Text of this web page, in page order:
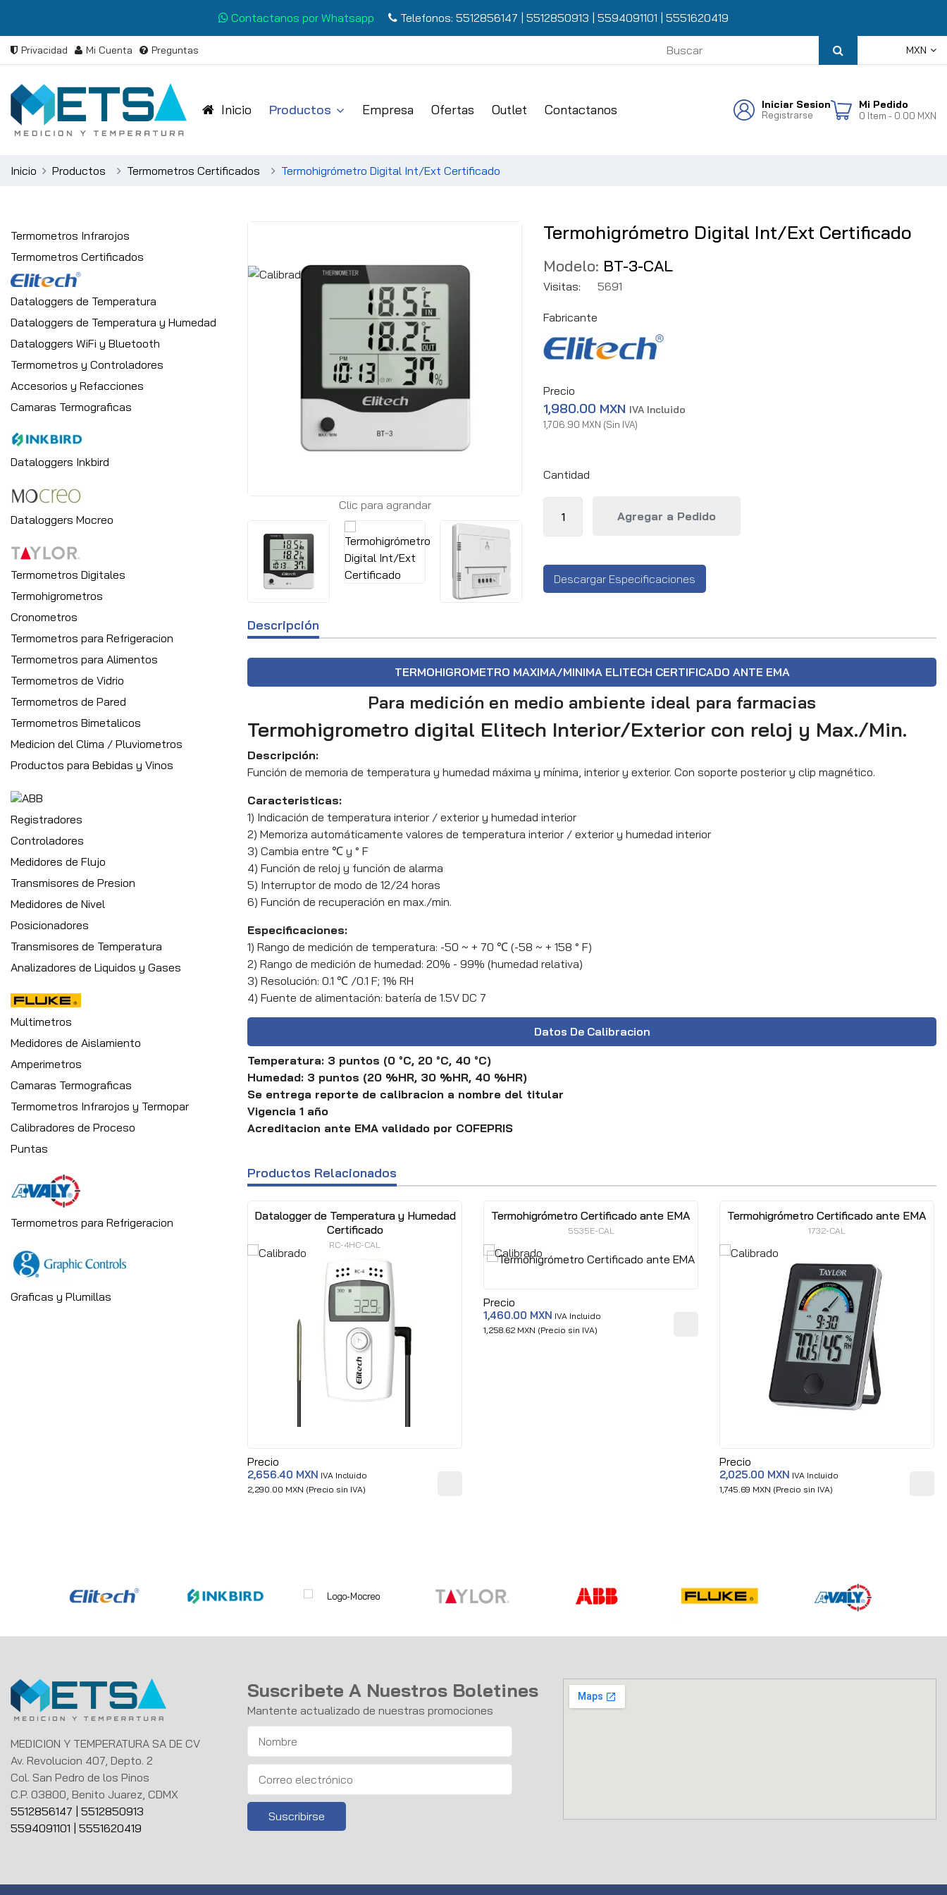
Contactanos por Whatsapp Telefonos: 5512856147 5512850913 5594091101 5551620419
Privacidad Mi Cuenta Preguntas MXN
Inicio Productos Empresa Ofertas Outlet Contactanos Iniciar Sesion
Registrarse
Mi Pedido
0 Item - 0.00 MXN
Inicio Productos Termometros Certificados Termohigrómetro Digital Int/Ext Certificado
Termometros Infrarojos
Termometros Certificados
Dataloggers de Temperatura
Dataloggers de Temperatura y Humedad
Dataloggers WiFi y Bluetooth
Termometros y Controladores
Accesorios y Refacciones
Camaras Termograficas
Dataloggers Inkbird
Dataloggers Mocreo
Termometros Digitales
Termohigrometros
Cronometros
Termometros para Refrigeracion
Termometros para Alimentos
Termometros de Vidrio
Termometros de Pared
Termometros Bimetalicos
Medicion del Clima / Pluviometros
Productos para Bebidas y Vinos
Registradores
Controladores
Medidores de Flujo
Transmisores de Presion
Medidores de Nivel
Posicionadores
Transmisores de Temperatura
Analizadores de Liquidos y Gases
Multimetros
Medidores de Aislamiento
Amperimetros
Camaras Termograficas
Termometros Infrarojos y Termopar
Calibradores de Proceso
Puntas
Termometros para Refrigeracion
Graficas y Plumillas
Clic para agrandar
Termohigrómetro Digital Int/Ext Certificado
Modelo: BT-3-CAL
Visitas: 5691
Fabricante
Precio
1,980.00 MXN IVA Incluido
1,706.90 MXN (Sin IVA)
Cantidad
Descargar Especificaciones
Descripción
TERMOHIGROMETRO MAXIMA/MINIMA ELITECH CERTIFICADO ANTE EMA
Para medición en medio ambiente ideal para farmacias
Termohigrometro digital Elitech Interior/Exterior con reloj y Max./Min.
Descripción:
Función de memoria de temperatura y humedad máxima y mínima, interior y exterior. Con soporte posterior y clip magnético.
Caracteristicas:
1) Indicación de temperatura interior / exterior y humedad interior
2) Memoriza automáticamente valores de temperatura interior / exterior y humedad interior
3) Cambia entre ℃ y ° F
4) Función de reloj y función de alarma
5) Interruptor de modo de 12/24 horas
6) Función de recuperación en max./min.
Especificaciones:
1) Rango de medición de temperatura: -50 ~ + 70 ℃ (-58 ~ + 158 ° F)
2) Rango de medición de humedad: 20% - 99% (humedad relativa)
3) Resolución: 0.1 ℃ /0.1 F; 1% RH
4) Fuente de alimentación: batería de 1.5V DC 7
Datos De Calibracion
Temperatura: 3 puntos (0 °C, 20 °C, 40 °C)
Humedad: 3 puntos (20 %HR, 30 %HR, 40 %HR)
Se entrega reporte de calibracion a nombre del titular
Vigencia 1 año
Acreditacion ante EMA validado por COFEPRIS
Productos Relacionados
Datalogger de Temperatura y Humedad
Certificado
RC-4HC-CAL
Precio
2,656.40 MXN IVA Incluido
2,290.00 MXN (Precio sin IVA)
Termohigrómetro Certificado ante EMA
5535E-CAL
Precio
1,460.00 MXN IVA Incluido
1,258.62 MXN (Precio sin IVA)
Termohigrómetro Certificado ante EMA
1732-CAL
Precio
2,025.00 MXN IVA Incluido
1,745.69 MXN (Precio sin IVA)
MEDICION Y TEMPERATURA SA DE CV
Av. Revolucion 407, Depto. 2
Col. San Pedro de los Pinos
C.P. 03800, Benito Juarez, CDMX
5512856147 | 5512850913
5594091101 | 5551620419
Suscribete A Nuestros Boletines
Mantente actualizado de nuestras promociones